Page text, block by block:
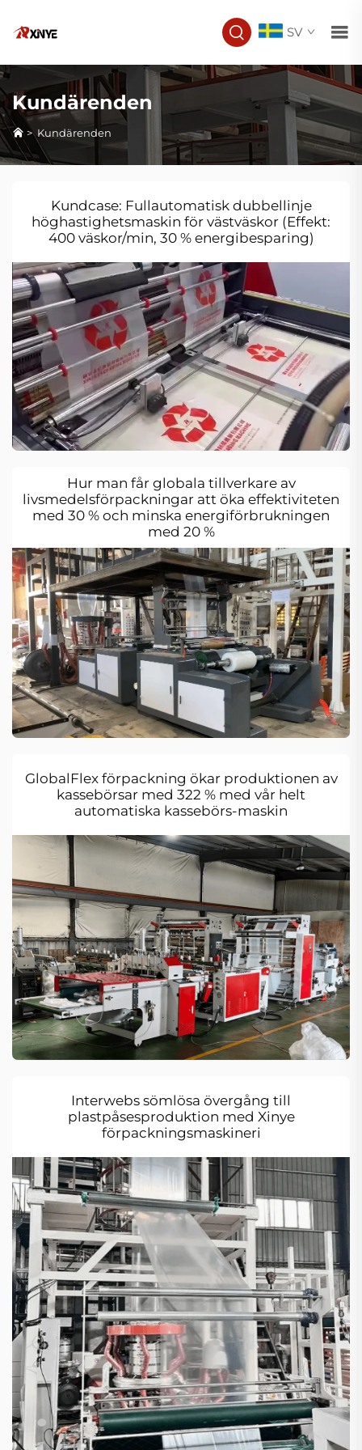
SV
Kundärenden
> Kundärenden
Kundcase: Fullautomatisk dubbellinje
höghastighetsmaskin för västväskor (Effekt:
400 väskor/min, 30 % energibesparing)
Hur man får globala tillverkare av
livsmedelsförpackningar att öka effektiviteten
med 30 % och minska energiförbrukningen
med 20 %
GlobalFlex förpackning ökar produktionen av
kassebörsar med 322 % med vår helt
automatiska kassebörs-maskin
Interwebs sömlösa övergång till
plastpåsesproduktion med Xinye
förpackningsmaskineri